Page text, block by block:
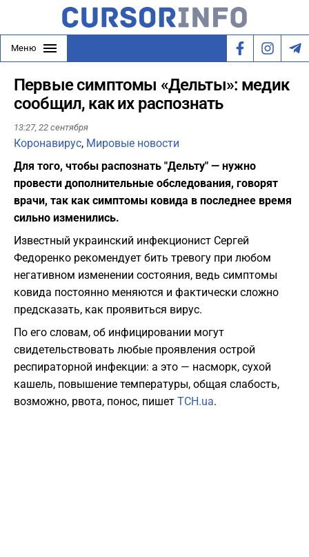
Меню
Первые симптомы «Дельты»: медик
сообщил, как их распознать
13:27, 22 сентября
Коронавирус, Мировые новости
Для того, чтобы распознать "Дельту" — нужно
провести дополнительные обследования, говорят
врачи, так как симптомы ковида в последнее время
сильно изменились.
Известный украинский инфекционист Сергей
Федоренко рекомендует бить тревогу при любом
негативном изменении состояния, ведь симптомы
ковида постоянно меняются и фактически сложно
предсказать, как проявиться вирус.
По его словам, об инфицировании могут
свидетельствовать любые проявления острой
респираторной инфекции: а это — насморк, сухой
кашель, повышение температуры, общая слабость,
возможно, рвота, понос, пишет ТСН.ua.